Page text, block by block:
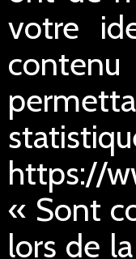
votre
https://
« Sont
lors de